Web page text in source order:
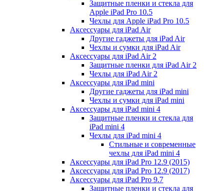
Защитные пленки и стекла для
Apple iPad Pro 10.5
Чехлы для Apple iPad Pro 10.5
Аксессуары для iPad Air
Другие гаджеты для iPad Air
Чехлы и сумки для iPad Air
Аксессуары для iPad Air 2
Защитные пленки для iPad Air 2
Чехлы для iPad Air 2
Аксессуары для iPad mini
Другие гаджеты для iPad mini
Чехлы и сумки для iPad mini
Аксессуары для iPad mini 4
Защитные пленки и стекла для
iPad mini 4
Чехлы для iPad mini 4
Стильные и современные
чехлы для iPad mini 4
Аксессуары для iPad Pro 12.9 (2015)
Аксессуары для iPad Pro 12.9 (2017)
Аксессуары для iPad Pro 9.7
Защитные пленки и стекла для